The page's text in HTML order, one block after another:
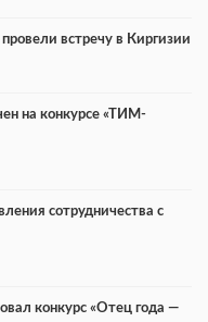
встречу в Киргизии
на конкурсе «ТИМ-
сотрудничества с
конкурс «Отец года —